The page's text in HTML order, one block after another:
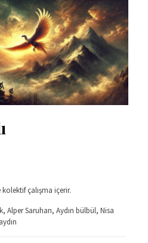
çalışma içerir.
Alper Saruhan, Aydın bülbül, Nisa